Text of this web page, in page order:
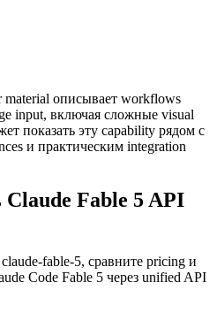
описывает workflows
input, включая сложные visual
показать эту capability рядом с
и практическим integration
Claude Fable 5 API
fable-5, сравните pricing и
Code Fable 5 через unified API